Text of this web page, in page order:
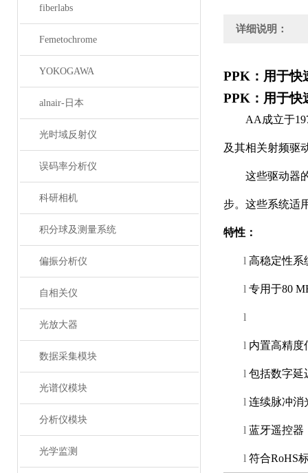
fiberlabs
Femetochrome
YOKOGAWA
alnair-日本
光时域反射仪
误码率分析仪
科研相机
积分球及测量系统
偏振分析仪
自相关仪
光放大器
数据采集模块
光谱仪模块
分析仪模块
光学监测
详细说明：
PPK ：用于
PPK ：用于
AA 成立于
及其相关射频驱
这些驱动器
步。这些系统适
特性：
l 高稳定性系
l 专用于80
l
l 内置高精度
l 包括数字延
l 连续脉冲消
l 蓝牙遥控器
l 符合RoHS